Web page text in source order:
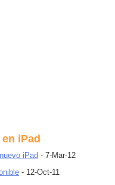
iPad
iPad - 7-Mar-12
- 12-Oct-11